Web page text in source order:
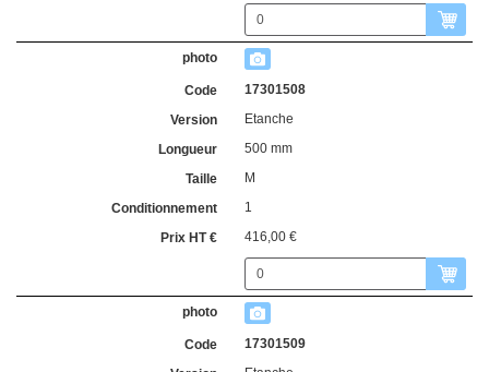
17301508
Etanche
500 mm
M
1
416,00 €
17301509